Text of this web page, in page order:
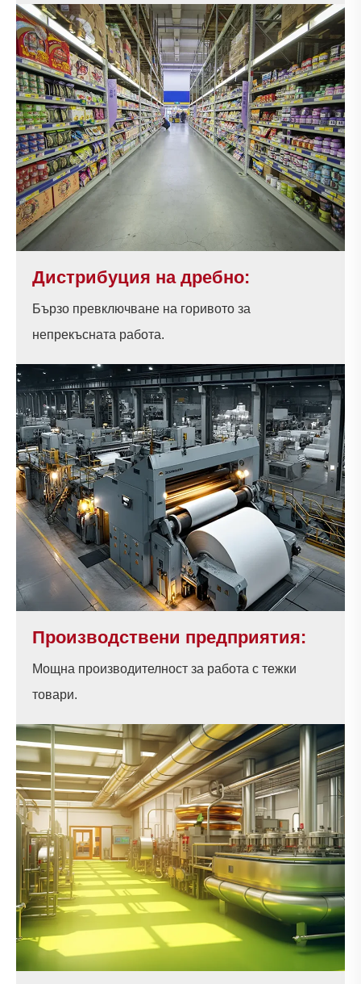
Дистрибуция на дребно:
Бързо превключване на горивото за
непрекъсната работа.
Производствени предприятия:
Мощна производителност за работа с тежки
товари.